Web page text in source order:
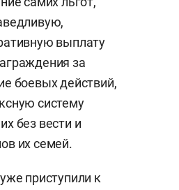
выплату
за
боевых действий,
систему
без вести и
их семей.
приступили к